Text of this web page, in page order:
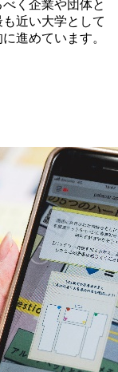
く企業や団体と
近い大学として
進めています。